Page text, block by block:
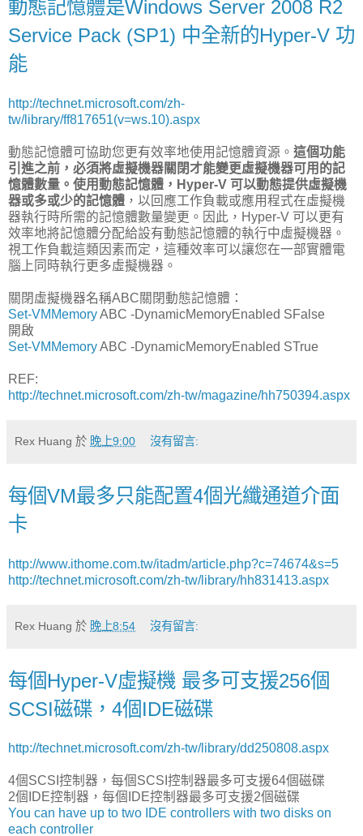
動態記憶體是Windows Server 2008 R2
Service Pack (SP1) 中全新的Hyper-V 功
能
http://technet.microsoft.com/zh-
tw/library/ff817651(v=ws.10).aspx
動態記憶體可協助您更有效率地使用記憶體資源。 這個功能
引進之前，必須將虛擬機器關閉才能變更虛擬機器可用的記
憶體數量。使用動態記憶體，Hyper-V 可以動態提供虛擬機
器或多或少的記憶體 ，以回應工作負載或應用程式在虛擬機
器執行時所需的記憶體數量變更。因此，Hyper-V 可以更有
效率地將記憶體分配給設有動態記憶體的執行中虛擬機器。
視工作負載這類因素而定，這種效率可以讓您在一部實體電
腦上同時執行更多虛擬機器。
關閉虛擬機器名稱ABC關閉動態記憶體：
Set-VMMemoryABC -DynamicMemoryEnabled SFalse
開啟
Set-VMMemoryABC -DynamicMemoryEnabled STrue
REF:
http://technet.microsoft.com/zh-tw/magazine/hh750394.aspx
Rex Huang 於 晚上9:00 沒有留言:
每個VM最多只能配置4個光纖通道介面
卡
http://www.ithome.com.tw/itadm/article.php?c=74674&s=5
http://technet.microsoft.com/zh-tw/library/hh831413.aspx
Rex Huang 於 晚上8:54 沒有留言:
每個Hyper-V虛擬機 最多可支援256個
SCSI磁碟，4個IDE磁碟
http://technet.microsoft.com/zh-tw/library/dd250808.aspx
4個SCSI控制器，每個SCSI控制器最多可支援64個磁碟
2個IDE控制器，每個IDE控制器最多可支援2個磁碟
You can have up to two IDE controllers with two disks on
each controller